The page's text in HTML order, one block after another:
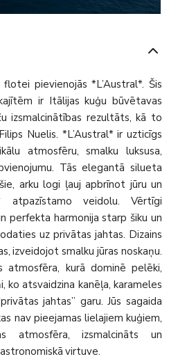
pievienojās *L’Austral*. Šis
ir Itālijas kuģu būvētavas
izsmalcinātības rezultāts, kā to
Nuelis. *L’Austral* ir uzticīgs
atmosfēru, smalku luksusa,
Tās elegantā silueta
arku logi ļauj apbrīnot jūru un
atpazīstamo veidolu. Vērtīgi
perfekta harmonija starp šiku un
uz privātas jahtas. Dizains
izveidojot smalku jūras noskaņu.
atmosfēra, kurā dominē pelēki,
ko atsvaidzina kanēļa, karameles
jahtas” garu. Jūs sagaida
nav pieejamas lielajiem kuģiem,
atmosfēra, izsmalcināts un
virtuve.